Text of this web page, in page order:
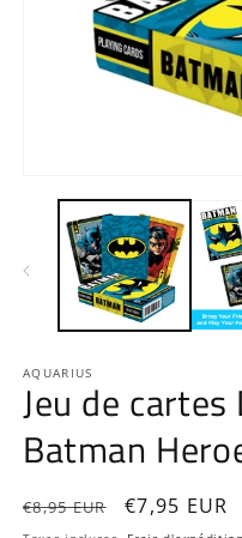
une
AQUARIUS
Jeu de cartes
Batman
Prix
€8,95 EUR
Prix
€7,95 EUR